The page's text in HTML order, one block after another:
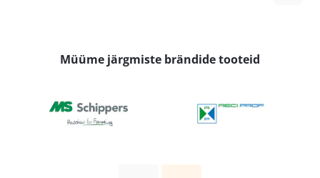
Müüme järgmiste brändide tooteid